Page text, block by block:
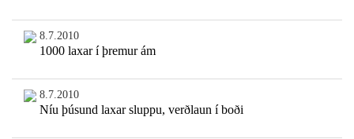
8.7.2010
1000 laxar í þremur ám
8.7.2010
Níu þúsund laxar sluppu, verðlaun í boði